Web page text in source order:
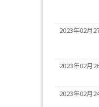
2023年02月
2023年02月
2023年02月